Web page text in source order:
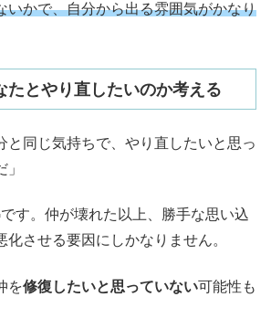
いかで、自分から出る雰囲気がかなり
たとやり直したいのか考える
と同じ気持ちで、やり直したいと思っ
す。仲が壊れた以上、勝手な思い込
させる要因にしかなりません。
を修復したいと思っていない可能性も